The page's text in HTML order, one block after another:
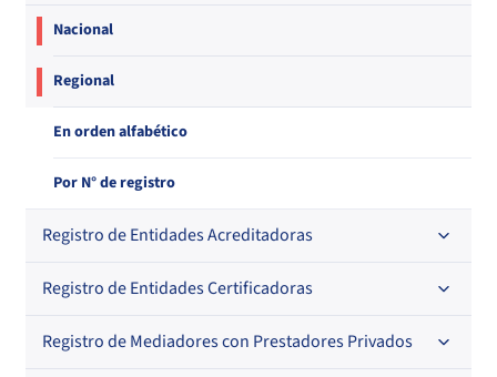
Nacional
Regional
En orden alfabético
Por N° de registro
Registro de Entidades Acreditadoras
En orden alfabético
Por N° de registro
Registro de Entidades Certificadoras
Por orden alfabético
Registro de Mediadores con Prestadores Privados